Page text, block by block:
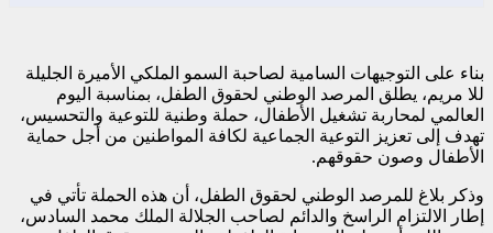
بناء على التوجيهات السامية لصاحبة السمو الملكي الأميرة الجليلة
للا مريم، يطلق المرصد الوطني لحقوق الطفل، بمناسبة اليوم
العالمي لمحاربة تشغيل الأطفال، حملة وطنية للتوعية والتحسيس،
تهدف إلى تعزيز التوعية الجماعية لكافة المواطنين من أجل حماية
الأطفال وصون حقوقهم.
وذكر بلاغ للمرصد الوطني لحقوق الطفل، أن هذه الحملة تأتي في
إطار الالتزام الراسخ والدائم لصاحب الجلالة الملك محمد السادس،